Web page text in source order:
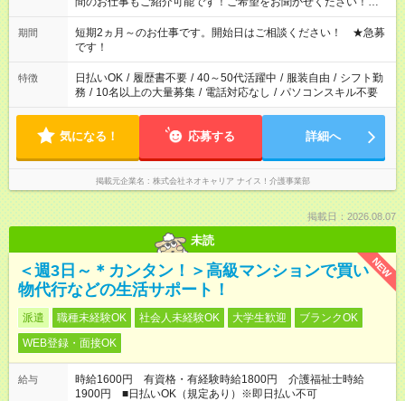
庭の都合でお休みが必要な場合も遠慮なくご相談ください。 ※
週最低15時間以上の勤務が必要です
期間
短期2ヵ月～のお仕事です。開始日はご相談ください！ ★急募
です！
特徴 日払いOK / 履歴書不要 / 40～50代活躍中 / 服装自由 / シフト勤
務 / 10名以上の大量募集 / 電話対応なし / パソコンスキル不要
気になる！ 応募する 詳細へ
掲載元企業名 株式会社ネオキャリア ナイス！介護事業部
掲載日：2026.08.07
未読
NEW
＜週3日～＊カンタン！＞高級マンションで買い
物代行などの生活サポート！
派遣 職種未経験OK 社会人未経験OK 大学生歓迎
ブランクOK
WEB登録・面接OK
給与
時給1600円 有資格・有経験時給1800円 介護福祉士時給
1900円 ■日払いOK（規定あり）※即日払い不可